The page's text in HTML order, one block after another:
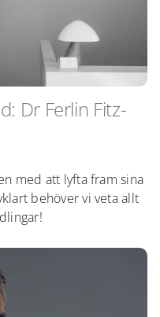
Dr Ferlin Fitz-
med att lyfta fram sina
behöver vi veta allt